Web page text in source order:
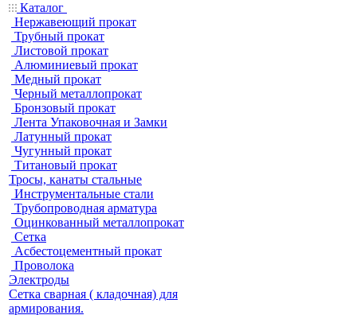
Каталог
Нержавеющий прокат
Трубный прокат
Листовой прокат
Алюминиевый прокат
Медный прокат
Черный металлопрокат
Бронзовый прокат
Лента Упаковочная и Замки
Латунный прокат
Чугунный прокат
Титановый прокат
Тросы, канаты стальные
Инструментальные стали
Трубопроводная арматура
Оцинкованный металлопрокат
Сетка
Асбестоцементный прокат
Проволока
Электроды
Сетка сварная ( кладочная) для
армирования.